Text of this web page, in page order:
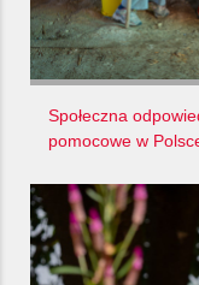
Społeczna
pomocowe w